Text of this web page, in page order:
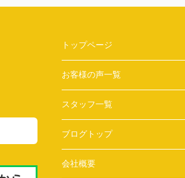
トップページ
お客様の声一覧
スタッフ一覧
ブログトップ
会社概要